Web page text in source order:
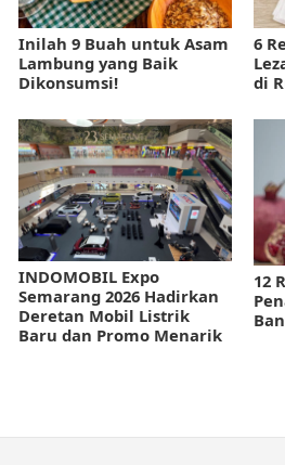
Inilah 9 Buah untuk Asam
Lambung yang Baik
Dikonsumsi!
6
di
INDOMOBIL Expo
Semarang 2026 Hadirkan
Deretan Mobil Listrik
Baru dan Promo Menarik
12